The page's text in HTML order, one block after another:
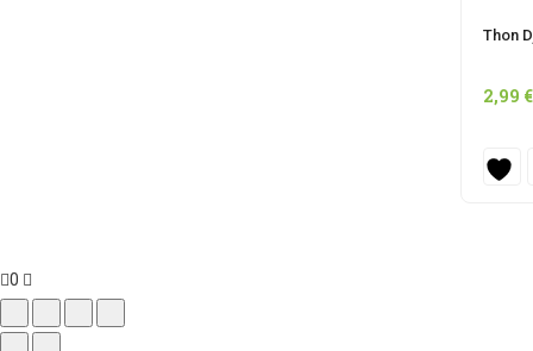
Thon
2,99 €
0